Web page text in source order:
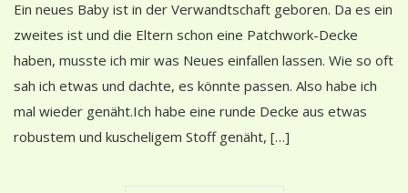
Ein neues Baby ist in der Verwandtschaft geboren. Da es ein
zweites ist und die Eltern schon eine Patchwork-Decke
haben, musste ich mir was Neues einfallen lassen. Wie so oft
sah ich etwas und dachte, es könnte passen. Also habe ich
mal wieder genäht.Ich habe eine runde Decke aus etwas
robustem und kuscheligem Stoff genäht, […]